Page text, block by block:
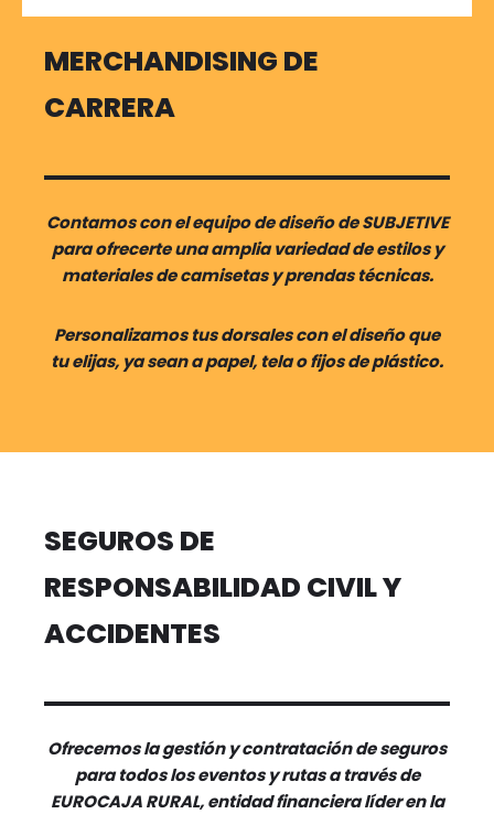
MERCHANDISING DE
CARRERA
Contamos con el equipo de diseño de SUBJETIVE
para ofrecerte una amplia variedad de estilos y
materiales de camisetas y prendas técnicas.
Personalizamos tus dorsales con el diseño que
tu elijas, ya sean a papel, tela o fijos de plástico.
SEGUROS DE
RESPONSABILIDAD CIVIL Y
ACCIDENTES
Ofrecemos la gestión y contratación de seguros
para todos los eventos y rutas a través de
EUROCAJA RURAL, entidad financiera líder en la